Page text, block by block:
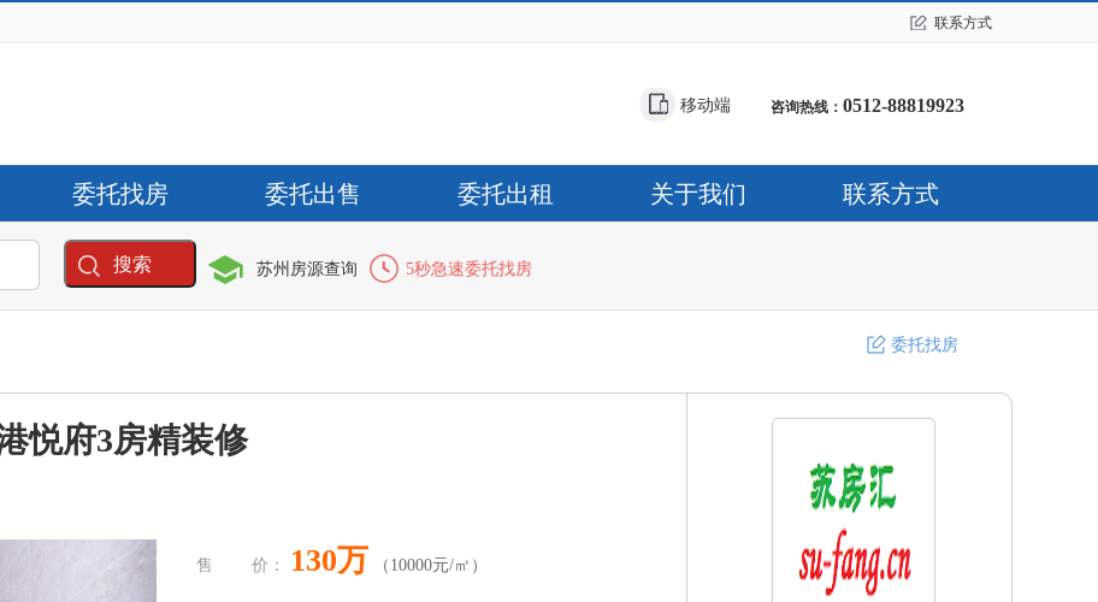
联系方式
咨询热线： 0512-88819923
移动端
委托找房 委托出售 委托出租 关于我们 联系方式
搜索 苏州房源查询 5秒急速委托找房
委托找房
悦府3房精装修
售 价： 130万 （10000元/㎡）